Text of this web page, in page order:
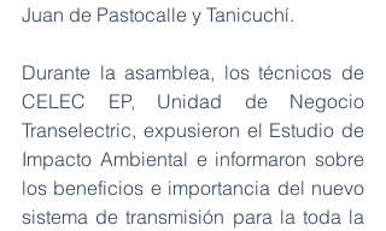
Juan de Pastocalle y Tanicuchí.
Durante la asamblea, los técnicos de
CELEC EP, Unidad de Negocio
Transelectric, expusieron el Estudio de
Impacto Ambiental e informaron sobre
los beneficios e importancia del nuevo
sistema de transmisión para la toda la